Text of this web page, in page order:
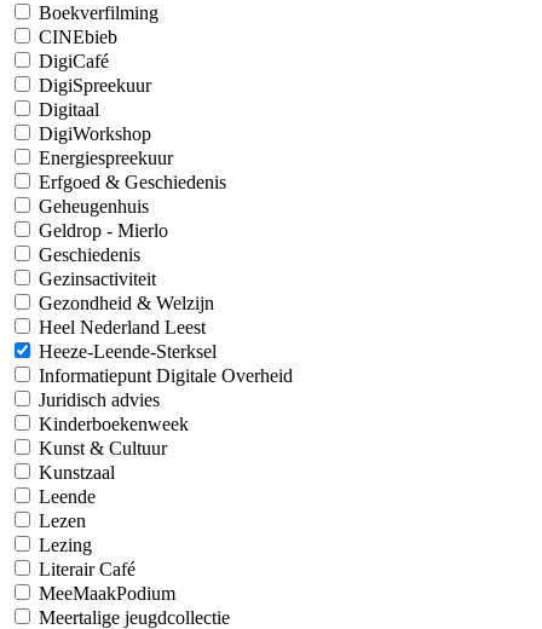
Boekverfilming
CINEbieb
DigiCafé
DigiSpreekuur
Digitaal
DigiWorkshop
Energiespreekuur
Erfgoed & Geschiedenis
Geheugenhuis
Geldrop - Mierlo
Geschiedenis
Gezinsactiviteit
Gezondheid & Welzijn
Heel Nederland Leest
Heeze-Leende-Sterksel
Informatiepunt Digitale Overheid
Juridisch advies
Kinderboekenweek
Kunst & Cultuur
Kunstzaal
Leende
Lezen
Lezing
Literair Café
MeeMaakPodium
Meertalige jeugdcollectie